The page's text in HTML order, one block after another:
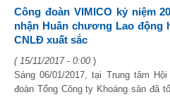
Công đoàn VIMICO kỷ niệm
nhận Huân chương Lao động
CNLĐ xuất sắc
( 15/11/2017 - 0:00 )
Sáng 06/01/2017, tại Trung tâm
đoàn Tổng Công ty Khoáng sản đã